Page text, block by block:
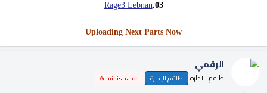
03.
Rage3 Lebnan
Uploading Next Parts Now
الرقمي
طاقم الادارة طاقم الإدارة Administrator